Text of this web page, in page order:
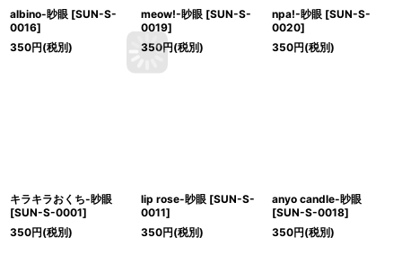
albino-眇眼 [SUN-S-
0016]
350円(税別)
meow!-眇眼 [SUN-S-
0019]
350円(税別)
npa!-眇眼 [SUN-S-
0020]
350円(税別)
キラキラおくち-眇眼
[SUN-S-0001]
350円(税別)
lip rose-眇眼 [SUN-S-
0011]
350円(税別)
anyo candle-眇眼
[SUN-S-0018]
350円(税別)